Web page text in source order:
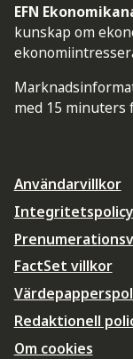
EFN
kunskap om
med 15 minuters
Användarvillkor
Integritetspolicy
FactSet villkor
Redaktionell
Om cookies